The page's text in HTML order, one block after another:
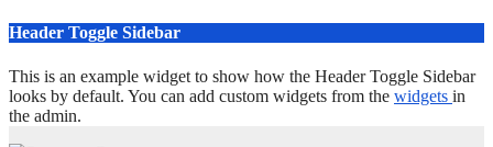
Μετάβαση
περιεχόμενο
Header Toggle Sidebar
This is an example widget to show how the Header Toggle Sidebar
looks by default. You can add custom widgets from the widgets in
the admin.